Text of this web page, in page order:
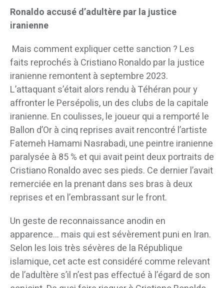
Ronaldo accusé d’adultère par la justice
iranienne
Mais comment expliquer cette sanction ? Les
faits reprochés à Cristiano Ronaldo par la justice
iranienne remontent à septembre 2023.
L’attaquant s’était alors rendu à Téhéran pour y
affronter le Persépolis, un des clubs de la capitale
iranienne. En coulisses, le joueur qui a remporté le
Ballon d’Or à cinq reprises avait rencontré l’artiste
Fatemeh Hamami Nasrabadi, une peintre iranienne
paralysée à 85 % et qui avait peint deux portraits de
Cristiano Ronaldo avec ses pieds. Ce dernier l’avait
remerciée en la prenant dans ses bras à deux
reprises et en l’embrassant sur le front.
Un geste de reconnaissance anodin en
apparence… mais qui est sévèrement puni en Iran.
Selon les lois très sévères de la République
islamique, cet acte est considéré comme relevant
de l’adultère s’il n’est pas effectué à l’égard de son